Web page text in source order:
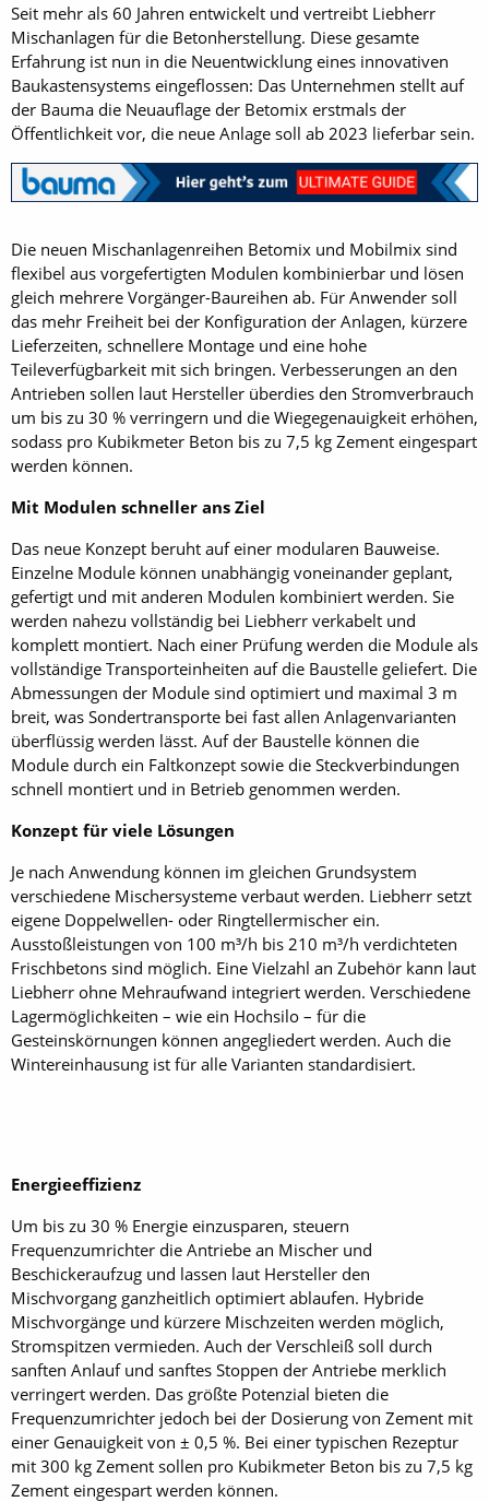
Seit mehr als 60 Jahren entwickelt und vertreibt Liebherr
Mischanlagen für die Betonherstellung. Diese gesamte
Erfahrung ist nun in die Neuentwicklung eines innovativen
Baukastensystems eingeflossen: Das Unternehmen stellt auf
der Bauma die Neuauflage der Betomix erstmals der
Öffentlichkeit vor, die neue Anlage soll ab 2023 lieferbar sein.
Die neuen Mischanlagenreihen Betomix und Mobilmix sind
flexibel aus vorgefertigten Modulen kombinierbar und lösen
gleich mehrere Vorgänger-Baureihen ab. Für Anwender soll
das mehr Freiheit bei der Konfiguration der Anlagen, kürzere
Lieferzeiten, schnellere Montage und eine hohe
Teileverfügbarkeit mit sich bringen. Verbesserungen an den
Antrieben sollen laut Hersteller überdies den Stromverbrauch
um bis zu 30 % verringern und die Wiegegenauigkeit erhöhen,
sodass pro Kubikmeter Beton bis zu 7,5 kg Zement eingespart
werden können.
Mit Modulen schneller ans Ziel
Das neue Konzept beruht auf einer modularen Bauweise.
Einzelne Module können unabhängig voneinander geplant,
gefertigt und mit anderen Modulen kombiniert werden. Sie
werden nahezu vollständig bei Liebherr verkabelt und
komplett montiert. Nach einer Prüfung werden die Module als
vollständige Transporteinheiten auf die Baustelle geliefert. Die
Abmessungen der Module sind optimiert und maximal 3 m
breit, was Sondertransporte bei fast allen Anlagenvarianten
überflüssig werden lässt. Auf der Baustelle können die
Module durch ein Faltkonzept sowie die Steckverbindungen
schnell montiert und in Betrieb genommen werden.
Konzept für viele Lösungen
Je nach Anwendung können im gleichen Grundsystem
verschiedene Mischersysteme verbaut werden. Liebherr setzt
eigene Doppelwellen- oder Ringtellermischer ein.
Ausstoßleistungen von 100 m³/h bis 210 m³/h verdichteten
Frischbetons sind möglich. Eine Vielzahl an Zubehör kann laut
Liebherr ohne Mehraufwand integriert werden. Verschiedene
Lagermöglichkeiten – wie ein Hochsilo – für die
Gesteinskörnungen können angegliedert werden. Auch die
Wintereinhausung ist für alle Varianten standardisiert.
Energieeffizienz
Um bis zu 30 % Energie einzusparen, steuern
Frequenzumrichter die Antriebe an Mischer und
Beschickeraufzug und lassen laut Hersteller den
Mischvorgang ganzheitlich optimiert ablaufen. Hybride
Mischvorgänge und kürzere Mischzeiten werden möglich,
Stromspitzen vermieden. Auch der Verschleiß soll durch
sanften Anlauf und sanftes Stoppen der Antriebe merklich
verringert werden. Das größte Potenzial bieten die
Frequenzumrichter jedoch bei der Dosierung von Zement mit
einer Genauigkeit von ± 0,5 %. Bei einer typischen Rezeptur
mit 300 kg Zement sollen pro Kubikmeter Beton bis zu 7,5 kg
Zement eingespart werden können.